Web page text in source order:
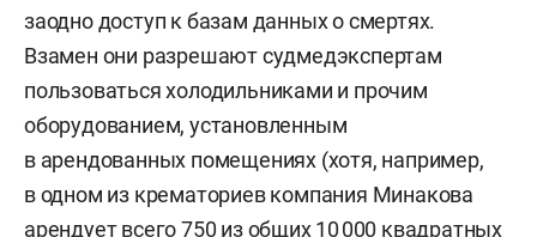
заодно доступ к базам данных о смертях.
Взамен они разрешают судмедэкспертам
пользоваться холодильниками и прочим
оборудованием, установленным
в арендованных помещениях (хотя, например,
в одном из крематориев компания Минакова
арендует всего 750 из общих 10 000 квадратных